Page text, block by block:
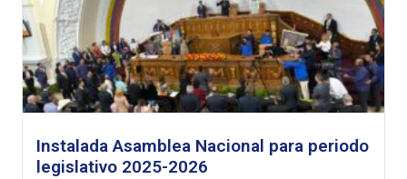
Instalada Asamblea Nacional para periodo
legislativo 2025-2026